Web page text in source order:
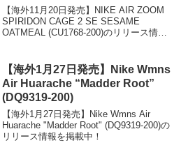
200)
【海外11月20日発売】NIKE AIR ZOOM
SPIRIDON CAGE 2 SE SESAME
OATMEAL (CU1768-200)のリリース情報
【海外1月27日発売】Nike Wmns
Air Huarache “Madder Root”
(DQ9319-200)
【海外1月27日発売】Nike Wmns Air
Huarache "Madder Root" (DQ9319-200)の
リリース情報を掲載中！